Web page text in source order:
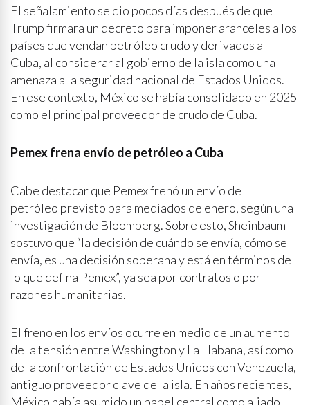
El señalamiento se dio pocos días después de que
Trump firmara un decreto para imponer aranceles a los
países que vendan petróleo crudo y derivados a
Cuba, al considerar al gobierno de la isla como una
amenaza a la seguridad nacional de Estados Unidos.
En ese contexto, México se había consolidado en 2025
como el principal proveedor de crudo de Cuba.
Pemex frena envío de petróleo a Cuba
Cabe destacar que Pemex frenó un envío de
petróleo previsto para mediados de enero, según una
investigación de Bloomberg. Sobre esto, Sheinbaum
sostuvo que “la decisión de cuándo se envía, cómo se
envía, es una decisión soberana y está en términos de
lo que defina Pemex”, ya sea por contratos o por
razones humanitarias.
El freno en los envíos ocurre en medio de un aumento
de la tensión entre Washington y La Habana, así como
de la confrontación de Estados Unidos con Venezuela,
antiguo proveedor clave de la isla. En años recientes,
México había asumido un papel central como aliado